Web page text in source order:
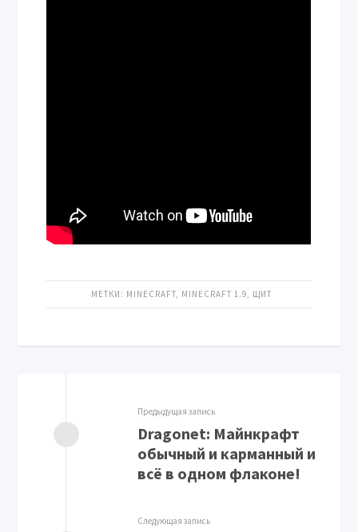
МЕТКИ: MINECRAFT, MINECRAFT 1.9, ЩИТ
Предыдущая запись
Dragonet: Майнкрафт
обычный и карманный и
всё в одном флаконе!
Следующая запись